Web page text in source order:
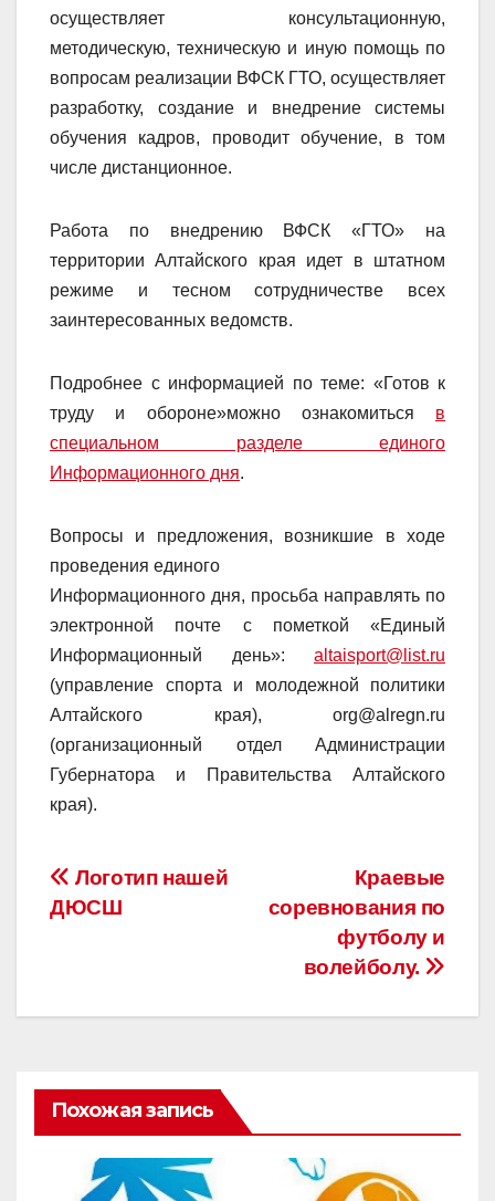
осуществляет консультационную,
методическую, техническую и иную помощь по
вопросам реализации ВФСК ГТО, осуществляет
разработку, создание и внедрение системы
обучения кадров, проводит обучение, в том
числе дистанционное.
Работа по внедрению ВФСК «ГТО» на
территории Алтайского края идет в штатном
режиме и тесном сотрудничестве всех
заинтересованных ведомств.
Подробнее с информацией по теме: «Готов к
труду и обороне»можно ознакомиться в
специальном разделе единого
Информационного дня.
Вопросы и предложения, возникшие в ходе
проведения единого
Информационного дня, просьба направлять по
электронной почте с пометкой «Единый
Информационный день»: altaisport@list.ru
(управление спорта и молодежной политики
Алтайского края), org@alregn.ru
(организационный отдел Администрации
Губернатора и Правительства Алтайского
края).
Навигация
по
Краевые
соревнования по
футболу и
волейболу.
Логотип нашей
ДЮСШ
Похожая запись